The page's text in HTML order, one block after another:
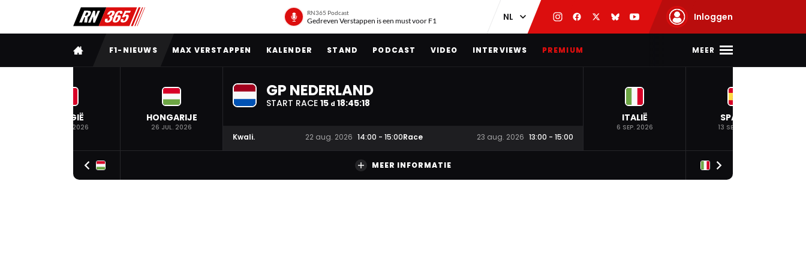
RN365 Podcast
Gedreven Verstappen is een must voor F1 Inloggen
VOLLEDIG MENU
F1-NIEUWS MAX VERSTAPPEN KALENDER STAND PODCAST VIDEO INTERVIEWS PREMIUM MEER
BELGIË
19 JUL. 2026
HONGARIJE
26 JUL. 2026
GP NEDERLAND
START RACE 15 d 18:45:17
Kwali. 22 aug. 2026 14:00 - 15:00Race 23 aug. 2026 13:00 - 15:00
ITALIË
6 SEP. 2026
SPANJE
13 SEP. 2026
MEER INFORMATIE